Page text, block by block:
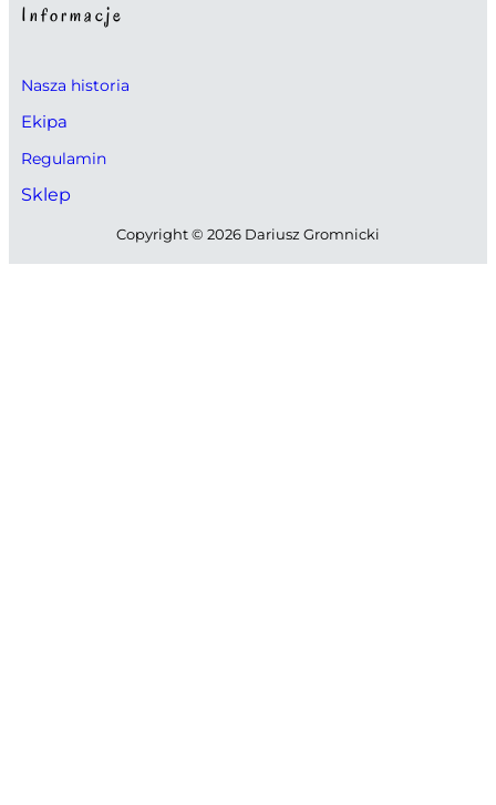
Informacje
Nasza historia
Ekipa
Regulamin
Sklep
Copyright © 2026 Dariusz Gromnicki